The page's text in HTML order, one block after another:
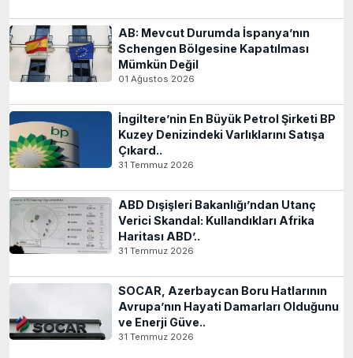
AB: Mevcut Durumda İspanya’nın
Schengen Bölgesine Kapatılması
Mümkün Değil
01 Ağustos 2026
İngiltere’nin En Büyük Petrol Şirketi BP
Kuzey Denizindeki Varlıklarını Satışa
Çıkard..
31 Temmuz 2026
ABD Dışişleri Bakanlığı’ndan Utanç
Verici Skandal: Kullandıkları Afrika
Haritası ABD’..
31 Temmuz 2026
SOCAR, Azerbaycan Boru Hatlarının
Avrupa’nın Hayati Damarları Olduğunu
ve Enerji Güve..
31 Temmuz 2026